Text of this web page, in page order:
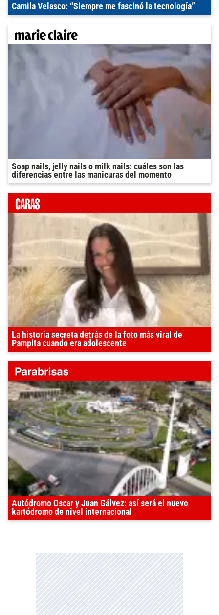
Camila Velasco: “Siempre me fascinó la tecnología”
Soap nails, jelly nails o milk nails: cuáles son las
diferencias entre las manicuras del momento
La historia secreta detrás de la foto más viral de
Pampita cuando era adolescente
Autódromo Oscar y Juan Gálvez: así será el nuevo
kartódromo de nivel internacional